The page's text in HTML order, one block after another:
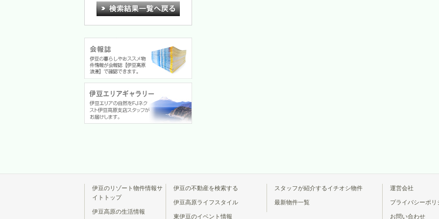
伊豆のリゾート物件情報サ
イトトップ
伊豆高原の生活情報
伊豆の不動産を検索する
伊豆高原ライフスタイル
東伊豆のイベント情報
スタッフが紹介するイチオシ物件
最新物件一覧
運営会社
プライバシーポリ
お問い合わせ